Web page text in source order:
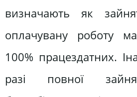
визначають як
оплачувану роботу
100% працездатних.
разі повної